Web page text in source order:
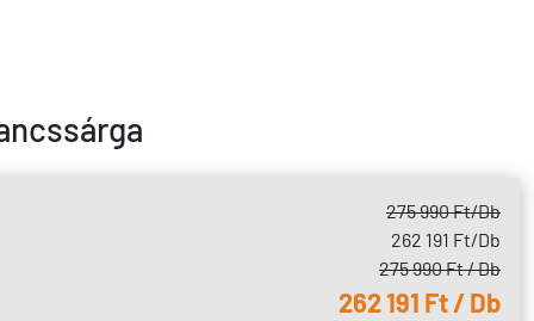
275 990 Ft/Db
262 191 Ft/Db
275 990 Ft / Db
262 191 Ft / Db